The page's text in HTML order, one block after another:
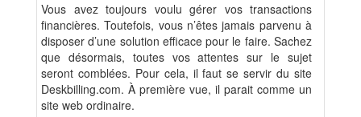
Vous avez toujours voulu gérer vos transactions
financières. Toutefois, vous n’êtes jamais parvenu à
disposer d’une solution efficace pour le faire. Sachez
que désormais, toutes vos attentes sur le sujet
seront comblées. Pour cela, il faut se servir du site
Deskbilling.com. À première vue, il parait comme un
site web ordinaire.